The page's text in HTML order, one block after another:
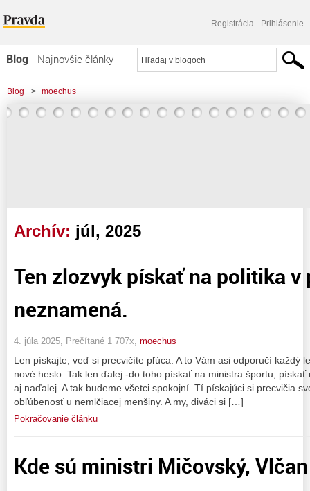
Registrácia Prihlásenie
Blog
Najnovšie články
Najčítanejšie články
Najkomentovanejšie články
Blog > moechus
Archív: júl, 2025
Ten zlozvyk pískať na politika v
neznamená.
4. júla 2025, Prečítané 1 707x, moechus
Len pískajte, veď si precvičíte pľúca. A to Vám asi odporučí každý
nové heslo. Tak len ďalej -do toho pískať na ministra športu,
aj naďalej. A tak budeme všetci spokojní. Tí pískajúci si precvičia
obľúbenosť u nemlčiacej menšiny. A my, diváci si […]
Pokračovanie článku
Kde sú ministri Mičovský,